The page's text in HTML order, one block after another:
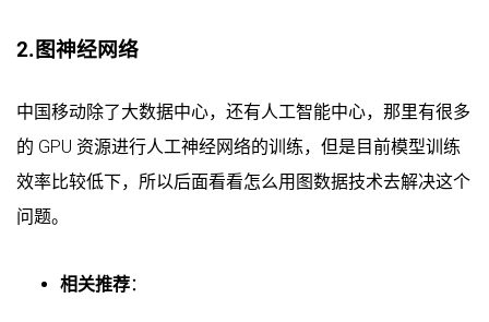
2.图神经网络
中国移动除了大数据中心，还有人工智能中心，那里有很多
的 GPU 资源进行人工神经网络的训练，但是目前模型训练
效率比较低下，所以后面看看怎么用图数据技术去解决这个
问题。
相关推荐：